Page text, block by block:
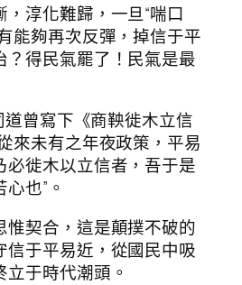
淳化難歸，一旦“喘口
能夠再次反彈，掉信于平
？得民氣罷了！民氣是最
道曾寫下《商鞅徙木立信
來未有之年夜政策，平易
必徙木以立信者，吾于是
也”。
惟契合，這是顛撲不破的
信于平易近，從國民中吸
于時代潮頭。